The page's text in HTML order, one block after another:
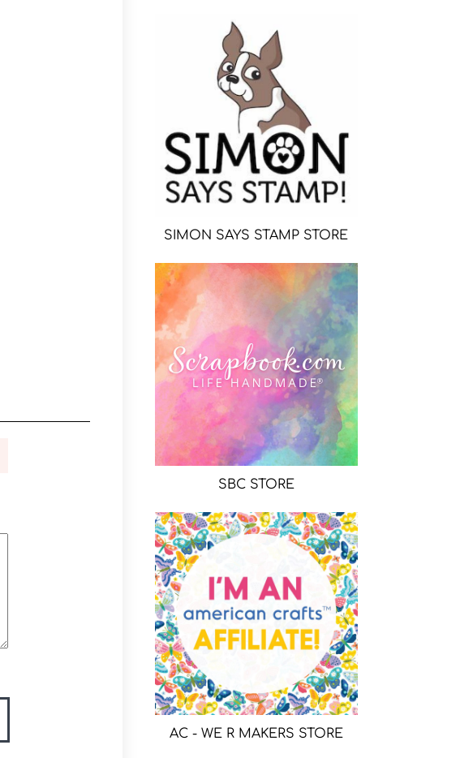
SIMON SAYS STAMP STORE
SBC STORE
AC - WE R MAKERS STORE